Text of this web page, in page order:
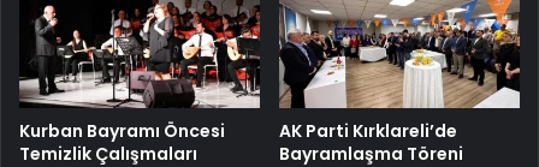
Kurban Bayramı Öncesi
Temizlik Çalışmaları
AK Parti Kırklareli’de
Bayramlaşma Töreni